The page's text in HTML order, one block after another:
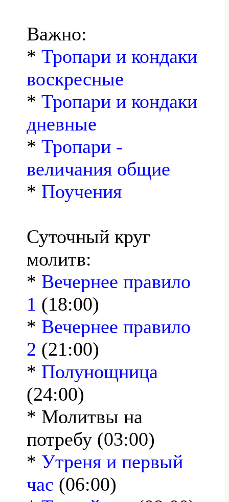
Важно:
* Тропари и кондаки
воскресные
* Тропари и кондаки
дневные
* Тропари -
величания общие
* Поучения
Суточный круг
молитв:
* Вечернее правило
1 (18:00)
* Вечернее правило
2 (21:00)
* Полунощница
(24:00)
* Молитвы на
потребу (03:00)
* Утреня и первый
час (06:00)